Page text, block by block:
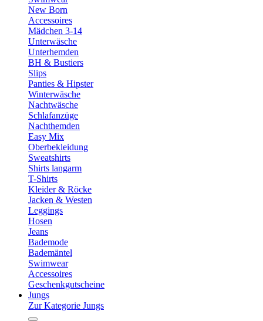
New Born
Accessoires
Mädchen 3-14
Unterwäsche
Unterhemden
BH & Bustiers
Slips
Panties & Hipster
Winterwäsche
Nachtwäsche
Schlafanzüge
Nachthemden
Easy Mix
Oberbekleidung
Sweatshirts
Shirts langarm
T-Shirts
Kleider & Röcke
Jacken & Westen
Leggings
Hosen
Jeans
Bademode
Bademäntel
Swimwear
Accessoires
Geschenkgutscheine
Jungs
Zur Kategorie Jungs